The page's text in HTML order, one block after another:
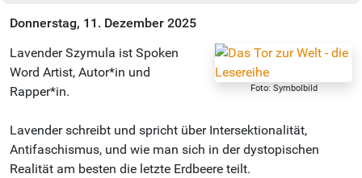
Donnerstag, 11. Dezember 2025
Foto: Symbolbild
Lavender Szymula ist Spoken
Word Artist, Autor*in und
Rapper*in.
Lavender schreibt und spricht über Intersektionalität,
Antifaschismus, und wie man sich in der dystopischen
Realität am besten die letzte Erdbeere teilt.